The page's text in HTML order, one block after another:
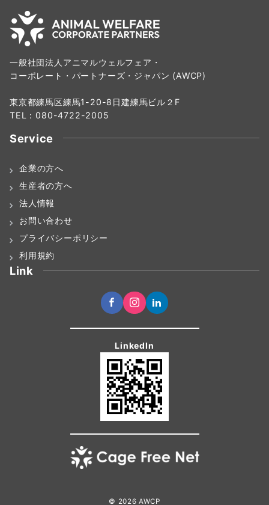
一般社団法人アニマルウェルフェア・
コーポレート・パートナーズ・ジャパン (AWCP)
東京都練馬区練馬1-20-8日建練馬ビル２F
TEL：080-4722-2005
Service
企業の方へ
生産者の方へ
法人情報
お問い合わせ
プライバシーポリシー
利用規約
Link
LinkedIn
© 2026 AWCP